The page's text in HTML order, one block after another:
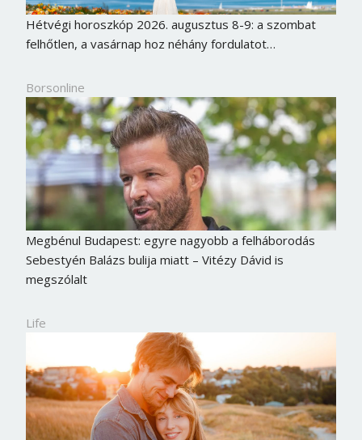
Hétvégi horoszkóp 2026. augusztus 8-9: a szombat
felhőtlen, a vasárnap hoz néhány fordulatot…
Borsonline
Megbénul Budapest: egyre nagyobb a felháborodás
Sebestyén Balázs bulija miatt – Vitézy Dávid is
megszólalt
Life